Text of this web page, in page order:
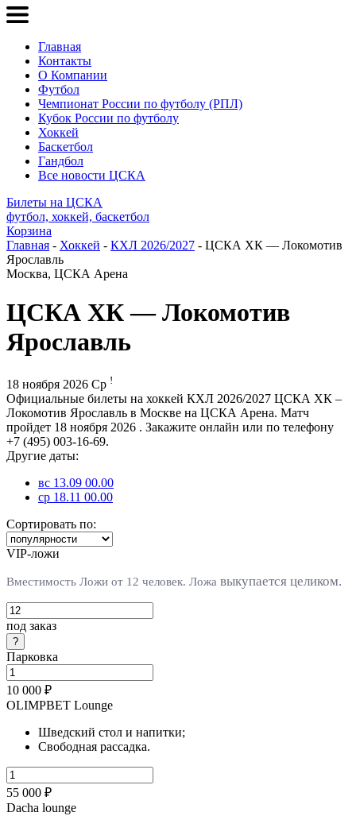
Главная
Контакты
О Компании
Футбол
Чемпионат России по футболу (РПЛ)
Кубок России по футболу
Хоккей
Баскетбол
Гандбол
Все новости ЦСКА
Билеты на ЦСКА
футбол, хоккей, баскетбол
Корзина
Главная - Хоккей - КХЛ 2026/2027 - ЦСКА ХК — Локомотив
Ярославль
Москва, ЦСКА Арена
ЦСКА ХК — Локомотив
Ярославль
18 ноября 2026 Ср !
Официальные билеты на хоккей КХЛ 2026/2027 ЦСКА ХК –
Локомотив Ярославль в Москве на ЦСКА Арена. Матч
пройдет 18 ноября 2026 . Закажите онлайн или по телефону
+7 (495) 003-16-69.
Другие даты:
вс 13.09 00.00
ср 18.11 00.00
Сортировать по:
VIP-ложи
Вместимость Ложи от 12 человек. Ложа выкупается целиком.
под заказ
Парковка
10 000 ₽
OLIMPBET Lounge
Шведский стол и напитки;
Свободная рассадка.
55 000 ₽
Dacha lounge